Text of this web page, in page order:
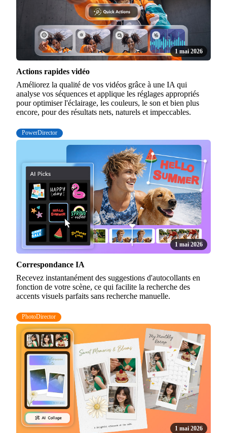
1 mai 2026
Actions rapides vidéo
Améliorez la qualité de vos vidéos grâce à une IA qui
analyse vos séquences et applique les réglages appropriés
pour optimiser l'éclairage, les couleurs, le son et bien plus
encore, pour des résultats nets, naturels et impeccables.
PowerDirector
1 mai 2026
Correspondance IA
Recevez instantanément des suggestions d'autocollants en
fonction de votre scène, ce qui facilite la recherche des
accents visuels parfaits sans recherche manuelle.
PhotoDirector
1 mai 2026